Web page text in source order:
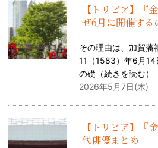
【トリビア】『
ぜ6月に開催する
その理由は、加賀藩
11（1583）年6月14
の礎（続きを読む）
2026年5月7日(木)
【トリビア】『
代俳優まとめ